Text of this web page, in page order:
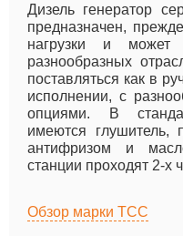
Дизель генератор
предназначен,
нагрузки и может
разнообразных
поставляться как в
исполнении, с
опциями. В
имеются глушитель,
антифризом и
станции проходят 2-х
Обзор марки ТСС